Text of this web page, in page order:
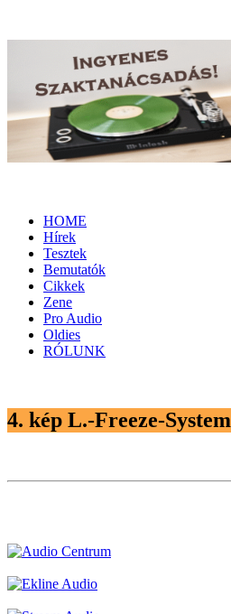
HOME
Hírek
Tesztek
Bemutatók
Cikkek
Zene
Pro Audio
Oldies
RÓLUNK
4. kép L.-Freeze-System